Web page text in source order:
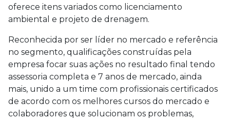
oferece itens variados como licenciamento
ambiental e projeto de drenagem.
Reconhecida por ser líder no mercado e referência
no segmento, qualificações construídas pela
empresa focar suas ações no resultado final tendo
assessoria completa e 7 anos de mercado, ainda
mais, unido a um time com profissionais certificados
de acordo com os melhores cursos do mercado e
colaboradores que solucionam os problemas,